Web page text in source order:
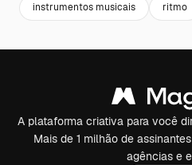
instrumentos musicais ritmo
A plataforma criativa para você
Mais de 1 milhão de
agências e